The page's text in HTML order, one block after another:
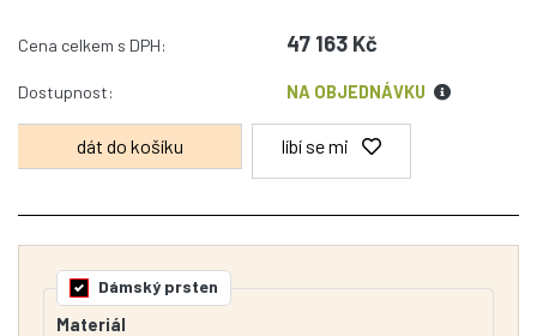
Cena celkem s DPH: 47 163 Kč
Dostupnost: NA OBJEDNÁVKU
líbí se mi
Dámský prsten
Materiál